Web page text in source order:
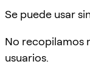
Se puede usar
No recopilamos
usuarios.